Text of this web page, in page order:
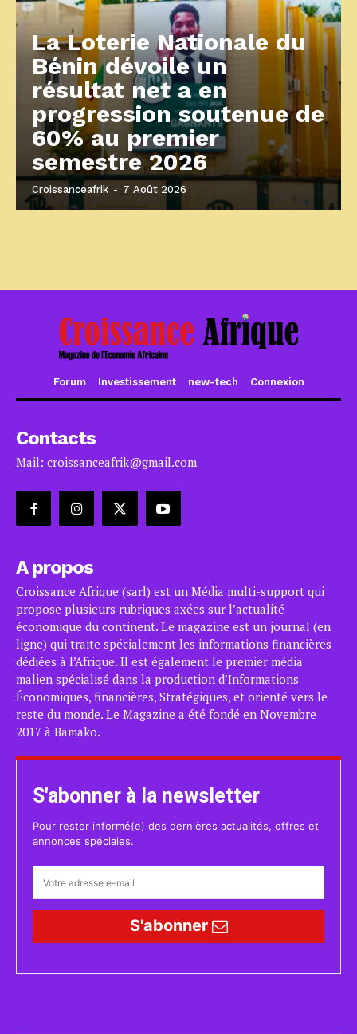
La Loterie Nationale du
Bénin dévoile un
résultat net a en
progression soutenue de
60% au premier
semestre 2026
Croissanceafrik - 7 Août 2026
Forum Investissement new-tech Connexion
Contacts
Mail: croissanceafrik@gmail.com
A propos
Croissance Afrique (sarl) est un Média multi-support qui
propose plusieurs rubriques axées sur l’actualité
économique du continent. Le magazine est un journal (en
ligne) qui traite spécialement les informations financières
dédiées à l’Afrique. Il est également le premier média
malien spécialisé dans la production d’Informations
Économiques, financières, Stratégiques, et orienté vers le
reste du monde. Le Magazine a été fondé en Novembre
2017 à Bamako.
S'abonner à la newsletter
Pour rester informé(e) des dernières actualités, offres et
annonces spéciales.
S'abonner